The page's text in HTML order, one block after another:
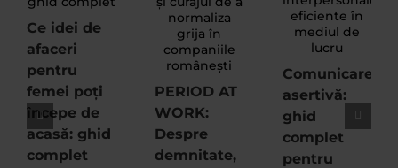
Ce idei de
afaceri
pentru
femei poți
începe de
acasă: ghid
complet
PERIOD AT
WORK:
Despre
demnitate,
Comunicare
asertivă:
ghid
complet
pentru